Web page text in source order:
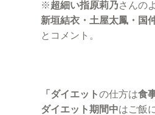
※超細い指原莉乃さんの
新垣結衣・土屋太鳳・国
とコメント。
「ダイエットの仕方は食
ダイエット期間中はご飯